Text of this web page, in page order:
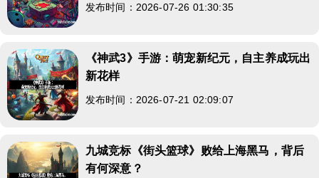
发布时间：2026-07-26 01:30:35
《神武3》手游：萌宠新纪元，自主养成玩出
新花样
发布时间：2026-07-21 02:09:07
九城竞标《街头篮球》败给上海黑马，背后
有何深意？